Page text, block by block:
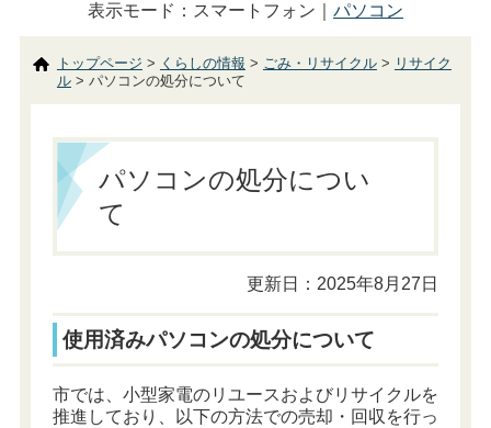
表示モード：スマートフォン｜ パソコン
トップページ > くらしの情報 > ごみ・リサイクル> リサイク
ル> パソコンの処分について
パソコンの処分につい
て
更新日：2025年8月27日
使用済みパソコンの処分について
市では、小型家電のリユースおよびリサイクルを
推進しており、以下の方法での売却・回収を行っ